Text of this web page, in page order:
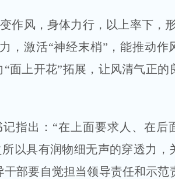
风，身体力行，以上率下，
，激活“神经末梢”，能推动作
面上开花”拓展，让风清气正的
出：“在上面要求人、在后
以具有润物细无声的穿透力，
部要自觉担当领导责任和示范